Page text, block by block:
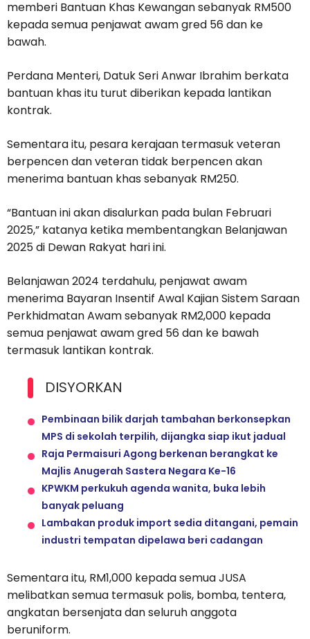
memberi Bantuan Khas Kewangan sebanyak RM500
kepada semua penjawat awam gred 56 dan ke
bawah.
Perdana Menteri, Datuk Seri Anwar Ibrahim berkata
bantuan khas itu turut diberikan kepada lantikan
kontrak.
Sementara itu, pesara kerajaan termasuk veteran
berpencen dan veteran tidak berpencen akan
menerima bantuan khas sebanyak RM250.
“Bantuan ini akan disalurkan pada bulan Februari
2025,” katanya ketika membentangkan Belanjawan
2025 di Dewan Rakyat hari ini.
Belanjawan 2024 terdahulu, penjawat awam
menerima Bayaran Insentif Awal Kajian Sistem Saraan
Perkhidmatan Awam sebanyak RM2,000 kepada
semua penjawat awam gred 56 dan ke bawah
termasuk lantikan kontrak.
DISYORKAN
Pembinaan bilik darjah tambahan berkonsepkan
MPS di sekolah terpilih, dijangka siap ikut jadual
Raja Permaisuri Agong berkenan berangkat ke
Majlis Anugerah Sastera Negara Ke-16
KPWKM perkukuh agenda wanita, buka lebih
banyak peluang
Lambakan produk import sedia ditangani, pemain
industri tempatan dipelawa beri cadangan
Sementara itu, RM1,000 kepada semua JUSA
melibatkan semua termasuk polis, bomba, tentera,
angkatan bersenjata dan seluruh anggota
beruniform.